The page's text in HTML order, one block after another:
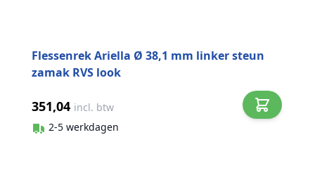
Flessenrek Ariella Ø 38,1 mm linker steun
zamak RVS look
351,04 incl. btw
2-5 werkdagen